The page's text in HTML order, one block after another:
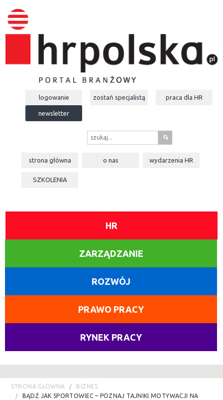
logowanie zostań specjalistą praca dla HR
newsletter
s
strona główna o nas wydarzeniaHR
SZKOLENIA
HR
ZARZĄDZANIE
ROZWÓJ
PRAWO PRACY
RYNEK PRACY
STRONA GŁÓWNA
BIZNES
BĄDŹ JAK SPORTOWIEC – POZNAJ TAJNIKI MOTYWACJI NA